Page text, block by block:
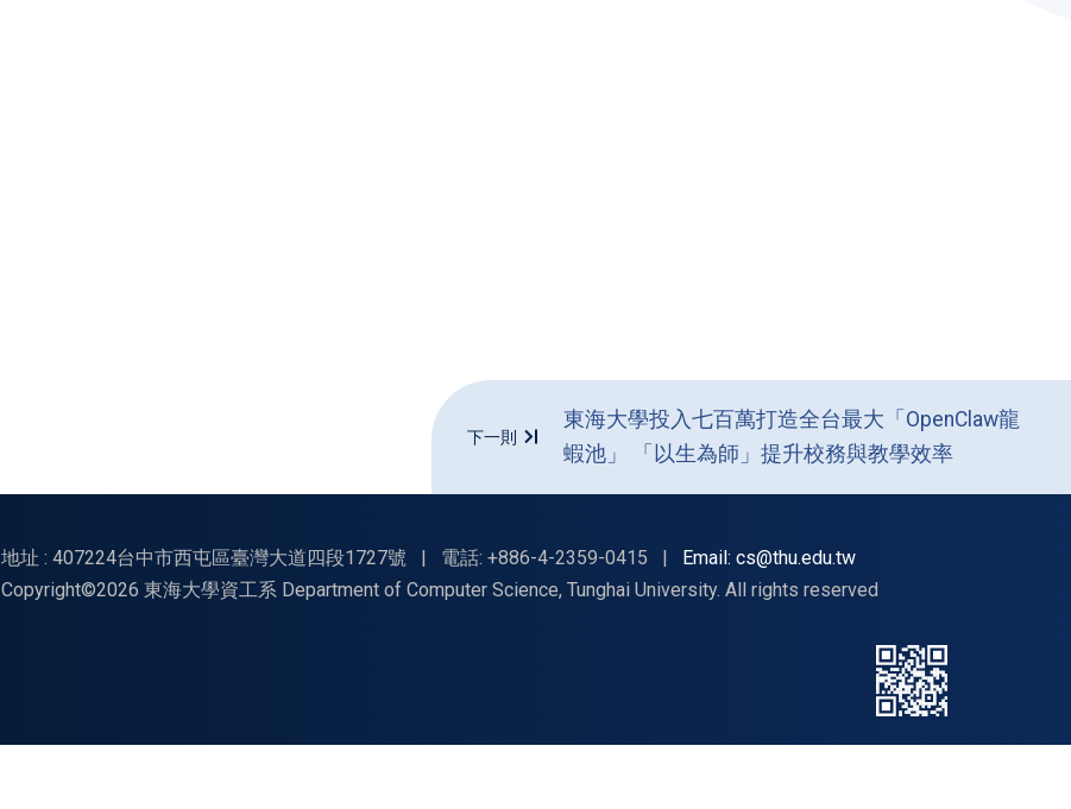
下一則
東海大學投入七百萬打造全台最大「OpenClaw龍
蝦池」 「以生為師」提升校務與教學效率
地址 : 407224台中市西屯區臺灣大道四段1727號 | 電話: +886-4-2359-0415 |
Email: cs@thu.edu.tw
Copyright©2026 東海大學資工系 Department of Computer Science, Tunghai University. All rights reserved